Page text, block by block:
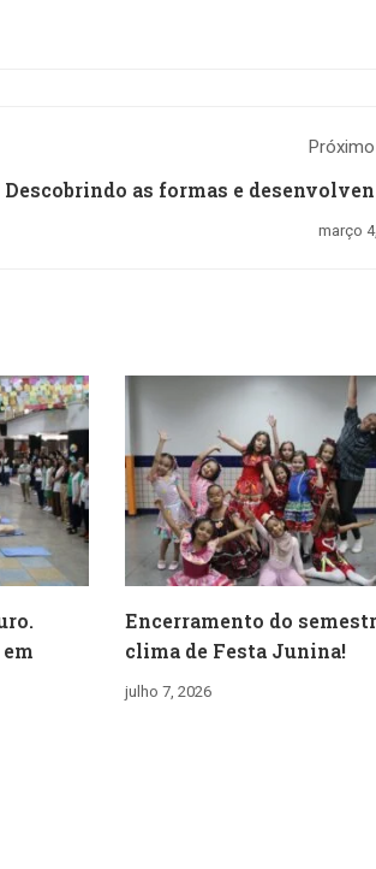
Descobrindo as formas e
março
Encerramento do
clima de Festa Junina!
julho 7, 2026